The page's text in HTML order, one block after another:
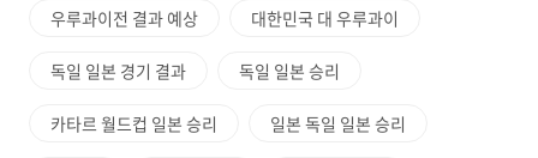
우루과이전 결과 예상 대한민국 대 우루과이
독일 일본 경기 결과 독일 일본 승리
카타르 월드컵 일본 승리 일본 독일 일본 승리